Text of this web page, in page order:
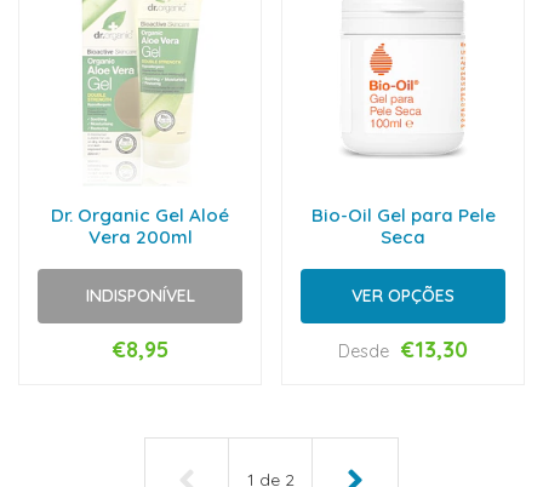
Dr. Organic Gel Aloé
Vera 200ml
INDISPONÍVEL
€8,95
Bio-Oil Gel para Pele
Seca
VER OPÇÕES
Desde €13,30
1 de 2